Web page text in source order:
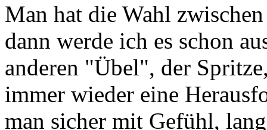
Man hat die Wahl
dann werde ich es schon
anderen "Übel", der
immer wieder eine
man sicher mit Gefühl,